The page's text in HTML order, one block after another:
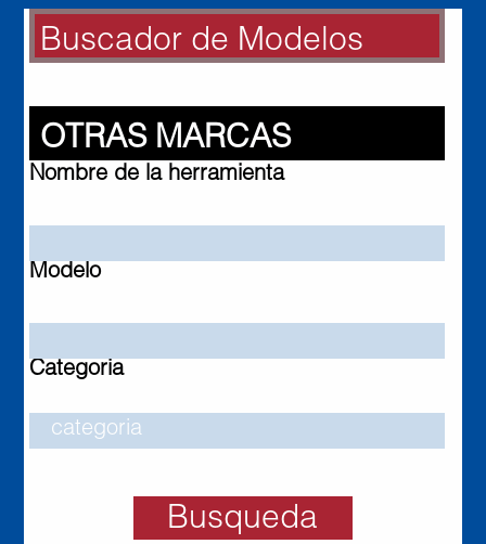
BUSCADOR DE MODELOS
Otras Marcas
Buscador de Modelos
OTRAS MARCAS
Nombre de la herramienta
Modelo
Categoria
Busqueda